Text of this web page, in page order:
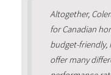
Altogether,
for Canadian
budget-friendly,
offer many